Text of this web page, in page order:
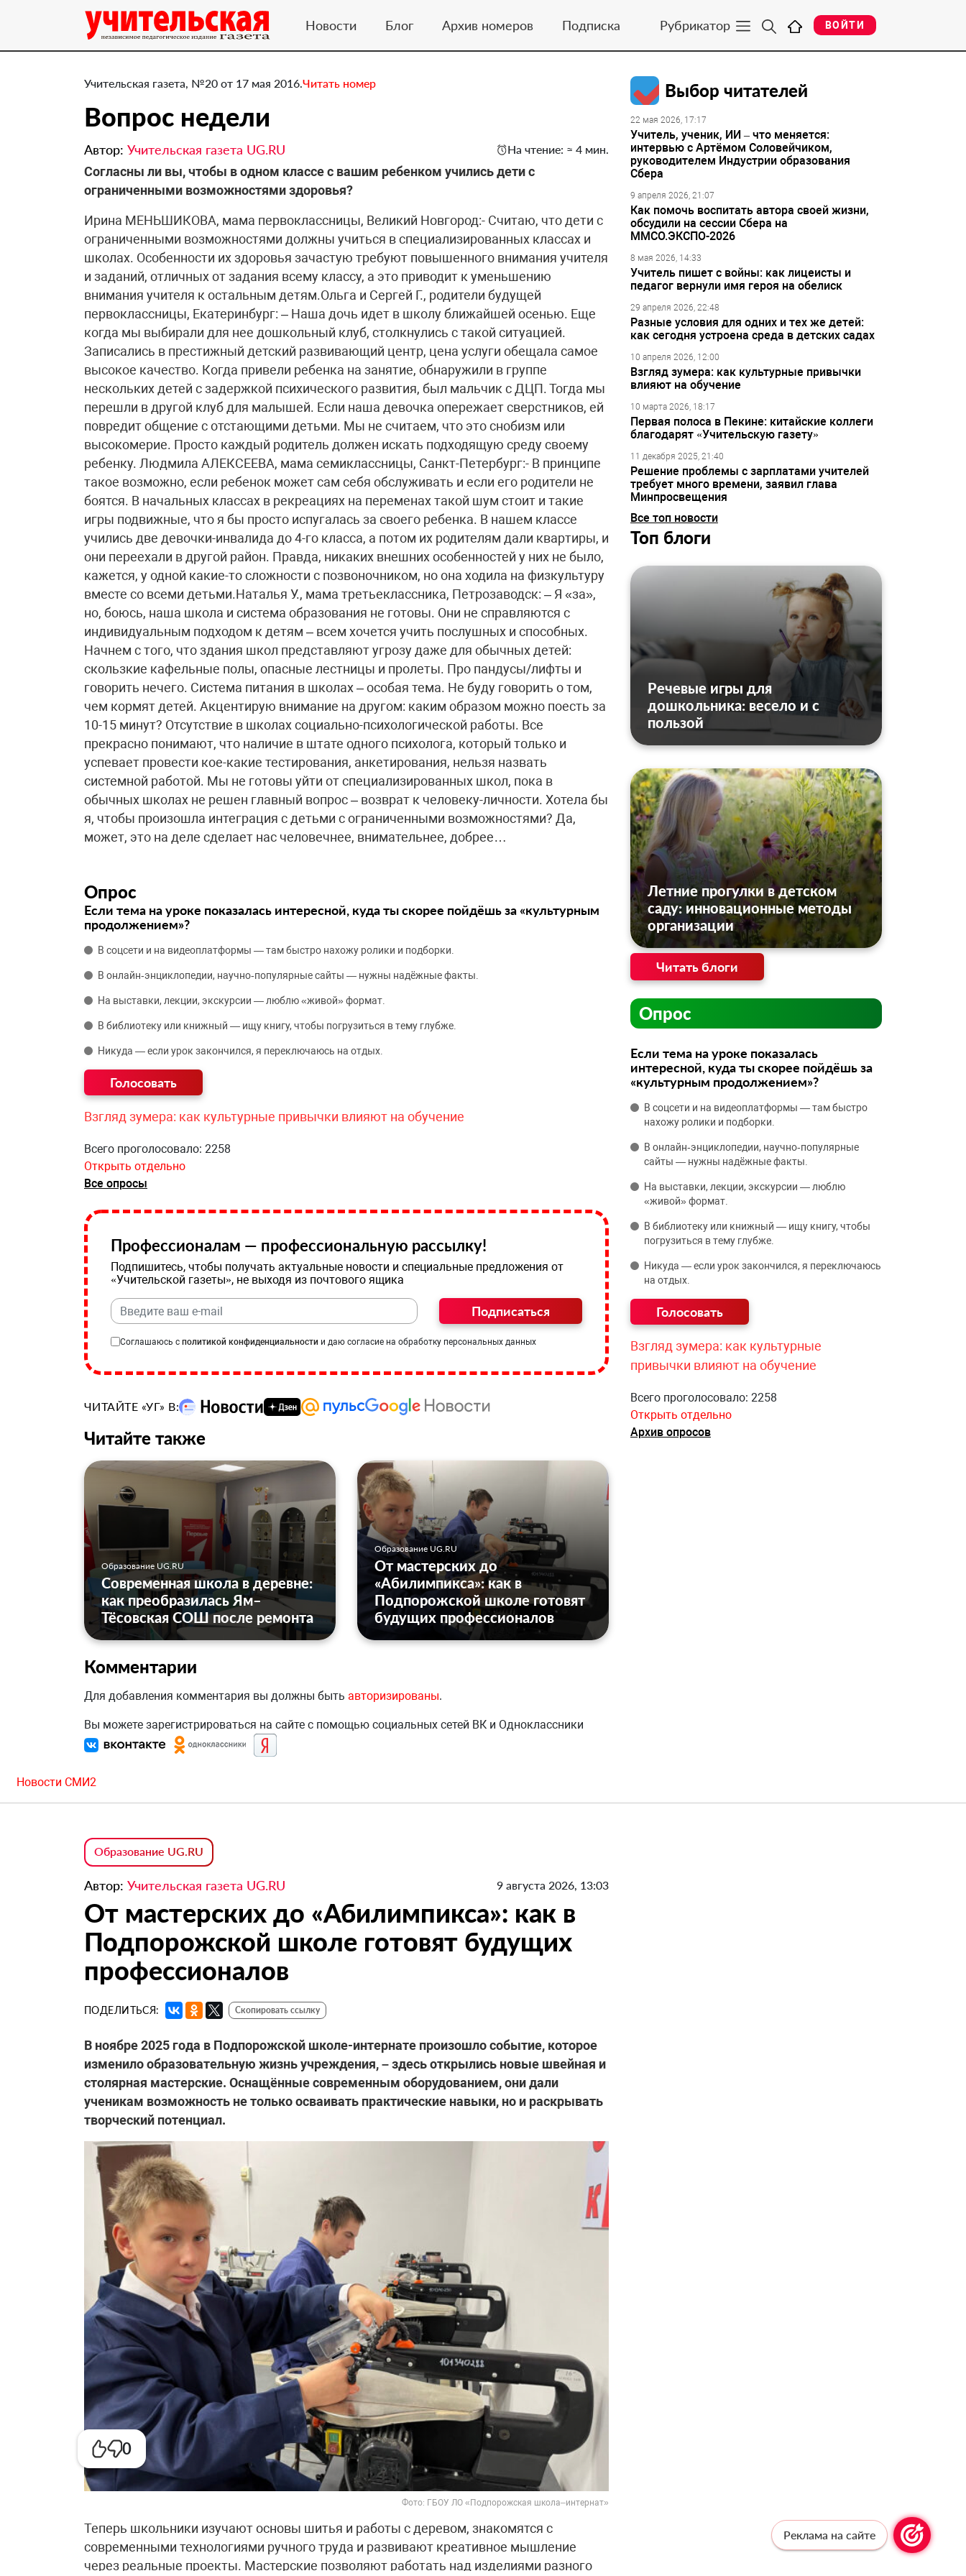
Новости Блог Архив номеров Подписка Рубрикатор ВОЙТИ
0
Учительская газета, №20 от 17 мая 2016.Читать номер
Вопрос недели
Автор: Учительская газета UG.RU На чтение: ≈ 4 мин.
​Согласны ли вы, чтобы в одном классе с вашим ребенком учились дети с
ограниченными возможностями здоровья?
Ирина МЕНЬШИКОВА, мама первоклассницы, Великий Новгород:- Считаю, что дети с
ограниченными возможностями должны учиться в специализированных классах и
школах. Особенности их здоровья зачастую требуют повышенного внимания учителя
и заданий, отличных от задания всему классу, а это приводит к уменьшению
внимания учителя к остальным детям.Ольга и Сергей Г., родители будущей
первоклассницы, Екатеринбург: – Наша дочь идет в школу ближайшей осенью. Еще
когда мы выбирали для нее дошкольный клуб, столкнулись с такой ситуацией.
Записались в престижный детский развивающий центр, цена услуги обещала самое
высокое качество. Когда привели ребенка на занятие, обнаружили в группе
нескольких детей с задержкой психического развития, был мальчик с ДЦП. Тогда мы
перешли в другой клуб для малышей. Если наша девочка опережает сверстников, ей
повредит общение с отстающими детьми. Мы не считаем, что это снобизм или
высокомерие. Просто каждый родитель должен искать подходящую среду своему
ребенку. Людмила АЛЕКСЕЕВА, мама семиклассницы, Санкт-Петербург:- В принципе
такое возможно, если ребенок может сам себя обслуживать и если его родители не
боятся. В начальных классах в рекреациях на переменах такой шум стоит и такие
игры подвижные, что я бы просто испугалась за своего ребенка. В нашем классе
учились две девочки-инвалида до 4-го класса, а потом их родителям дали квартиры, и
они переехали в другой район. Правда, никаких внешних особенностей у них не было,
кажется, у одной какие-то сложности с позвоночником, но она ходила на физкультуру
вместе со всеми детьми.Наталья У., мама третьеклассника, Петрозаводск: – Я «за»,
но, боюсь, наша школа и система образования не готовы. Они не справляются с
индивидуальным подходом к детям – всем хочется учить послушных и способных.
Начнем с того, что здания школ представляют угрозу даже для обычных детей:
скользкие кафельные полы, опасные лестницы и пролеты. Про пандусы/лифты и
говорить нечего. Система питания в школах – особая тема. Не буду говорить о том,
чем кормят детей. Акцентирую внимание на другом: каким образом можно поесть за
10-15 минут? Отсутствие в школах социально-психологической работы. Все
прекрасно понимают, что наличие в штате одного психолога, который только и
успевает провести кое-какие тестирования, анкетирования, нельзя назвать
системной работой. Мы не готовы уйти от специализированных школ, пока в
обычных школах не решен главный вопрос – возврат к человеку-личности. Хотела бы
я, чтобы произошла интеграция с детьми с ограниченными возможностями? Да,
может, это на деле сделает нас человечнее, внимательнее, добрее…
Опрос
Если тема на уроке показалась интересной, куда ты скорее пойдёшь за «культурным
продолжением»?
В соцсети и на видеоплатформы — там быстро нахожу ролики и подборки.
В онлайн‑энциклопедии, научно‑популярные сайты — нужны надёжные факты.
На выставки, лекции, экскурсии — люблю «живой» формат.
В библиотеку или книжный — ищу книгу, чтобы погрузиться в тему глубже.
Никуда — если урок закончился, я переключаюсь на отдых.
Взгляд зумера: как культурные привычки влияют на обучение
Всего проголосовало: 2258
Открыть отдельно
Все опросы
Профессионалам — профессиональную рассылку!
Подпишитесь, чтобы получать актуальные новости и специальные предложения от
«Учительской газеты», не выходя из почтового ящика
Подписаться
Соглашаюсь с политикой конфиденциальности и даю согласие на обработку персональных данных
ЧИТАЙТЕ «УГ» В:
Читайте также
Образование UG.RU
Современная школа в деревне:
как преобразилась Ям–
Тёсовская СОШ после ремонта
Образование UG.RU
От мастерских до
«Абилимпикса»: как в
Подпорожской школе готовят
будущих профессионалов
Комментарии
Для добавления комментария вы должны быть авторизированы.
Вы можете зарегистрироваться на сайте с помощью социальных сетей ВК и Одноклассники
Выбор читателей
22 мая 2026, 17:17
Учитель, ученик, ИИ – что меняется:
интервью с Артёмом Соловейчиком,
руководителем Индустрии образования
Сбера
9 апреля 2026, 21:07
Как помочь воспитать автора своей жизни,
обсудили на сессии Сбера на
ММСО.ЭКСПО-2026
8 мая 2026, 14:33
Учитель пишет с войны: как лицеисты и
педагог вернули имя героя на обелиск
29 апреля 2026, 22:48
Разные условия для одних и тех же детей:
как сегодня устроена среда в детских садах
10 апреля 2026, 12:00
Взгляд зумера: как культурные привычки
влияют на обучение
10 марта 2026, 18:17
Первая полоса в Пекине: китайские коллеги
благодарят «Учительскую газету»
11 декабря 2025, 21:40
Решение проблемы с зарплатами учителей
требует много времени, заявил глава
Минпросвещения
Все топ новости
Топ блоги
Речевые игры для
дошкольника: весело и с
пользой
Летние прогулки в детском
саду: инновационные методы
организации
Читать блоги
Опрос
Если тема на уроке показалась
интересной, куда ты скорее пойдёшь за
«культурным продолжением»?
В соцсети и на видеоплатформы — там быстро
нахожу ролики и подборки.
В онлайн‑энциклопедии, научно‑популярные
сайты — нужны надёжные факты.
На выставки, лекции, экскурсии — люблю
«живой» формат.
В библиотеку или книжный — ищу книгу, чтобы
погрузиться в тему глубже.
Никуда — если урок закончился, я переключаюсь
на отдых.
Взгляд зумера: как культурные
привычки влияют на обучение
Всего проголосовало: 2258
Открыть отдельно
Архив опросов
Новости СМИ2
Образование UG.RU
Автор: Учительская газета UG.RU 9 августа 2026, 13:03
От мастерских до «Абилимпикса»: как в
Подпорожской школе готовят будущих
профессионалов
ПОДЕЛИТЬСЯ: Скопировать ссылку
В ноябре 2025 года в Подпорожской школе-интернате произошло событие, которое
изменило образовательную жизнь учреждения, – здесь открылись новые швейная и
столярная мастерские. Оснащённые современным оборудованием, они дали
ученикам возможность не только осваивать практические навыки, но и раскрывать
творческий потенциал.
Фото: ГБОУ ЛО «Подпорожская школа–интернат»
Теперь школьники изучают основы шитья и работы с деревом, знакомятся с
современными технологиями ручного труда и развивают креативное мышление
через реальные проекты. Мастерские позволяют работать над изделиями разного
Реклама на сайте